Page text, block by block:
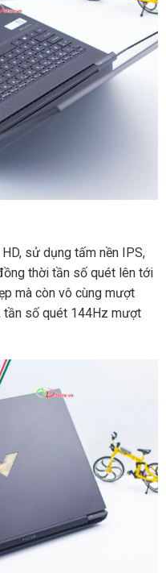
sử dụng tấm nền IPS,
thời tần số quét lên tới
mà còn vô cùng mượt
tần số quét 144Hz mượt